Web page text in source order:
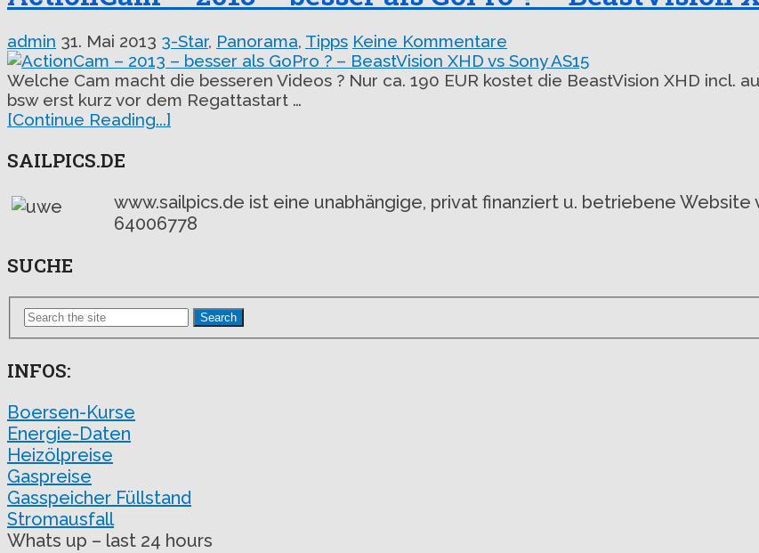
admin 31. Mai 2013 3-Star, Panorama, Tipps Keine Kommentare
Welche Cam macht die besseren Videos ? Nur ca. 190 EUR kostet die BeastVision XHD incl.
bsw erst kurz vor dem Regattastart …
[Continue Reading...]
SAILPICS.DE
www.sailpics.de ist eine unabhängige, privat finanziert u. betriebene
64006778
SUCHE
Search
INFOS:
Boersen-Kurse
Energie-Daten
Heizölpreise
Gaspreise
Gasspeicher Füllstand
Stromausfall
Whats up – last 24 hours